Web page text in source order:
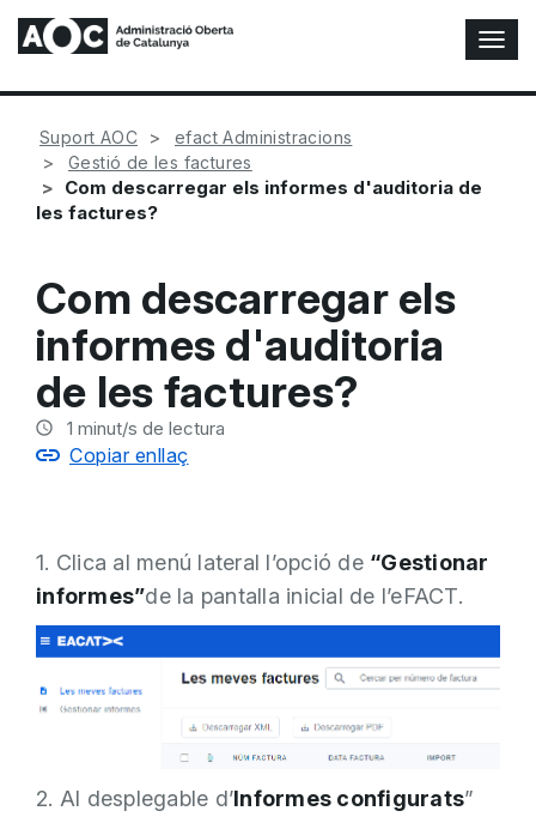
A
l
t
Suport AOC
efact Administracions
Gestió de les factures
Com descarregar els informes d'auditoria de
les factures?
Com descarregar els
informes d'auditoria
de les factures?
1 minut/s de lectura
Copiar enllaç
1. Clica al menú lateral l’opció de “Gestionar
informes”de la pantalla inicial de l’eFACT.
2. Al desplegable d’Informes configurats”